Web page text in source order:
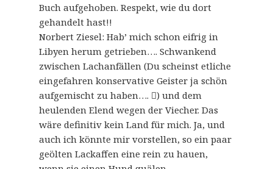
Buch aufgehoben. Respekt, wie du dort
gehandelt hast!!
Norbert Ziesel: Hab’ mich schon eifrig in
Libyen herum getrieben…. Schwankend
zwischen Lachanfällen (Du scheinst etliche
eingefahren konservative Geister ja schön
aufgemischt zu haben…. ) und dem
heulenden Elend wegen der Viecher. Das
wäre definitiv kein Land für mich. Ja, und
auch ich könnte mir vorstellen, so ein paar
geölten Lackaffen eine rein zu hauen,